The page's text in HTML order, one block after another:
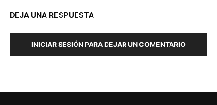
DEJA UNA RESPUESTA
INICIAR SESIÓN PARA DEJAR UN COMENTARIO